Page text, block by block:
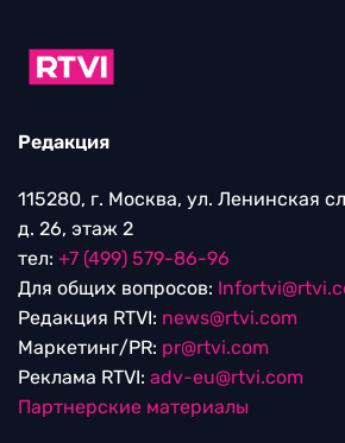
Редакция
115280, г. Москва, ул. Ленинская
д. 26, этаж 2
тел: +7 (499) 579-86-96
Для общих вопросов:
Редакция RTVI: news@rtvi.com
Маркетинг/PR: pr@rtvi.com
Реклама RTVI: adv-eu@rtvi.com
Партнерские материалы